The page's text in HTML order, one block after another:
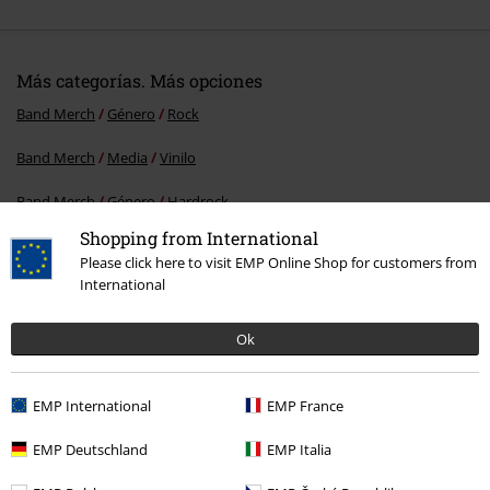
Shopping from International
Please click here to visit EMP Online Shop for customers from
International
Ok
EMP International EMP France
EMP Deutschland EMP Italia
Más categorías. Más opciones
Band Merch Género Rock
Band Merch Media Vinilo
Band Merch Género Hardrock
Ofertas % Media Vinyl
descuento
E-mail Newsletter
suscríbete ahora!Más